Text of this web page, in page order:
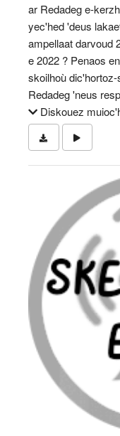
ar Redadeg e-
yec'hed 'deus
ampellaat darvoud
e 2022 ? Penaos
skoilhoù
Redadeg 'neus
Diskouez